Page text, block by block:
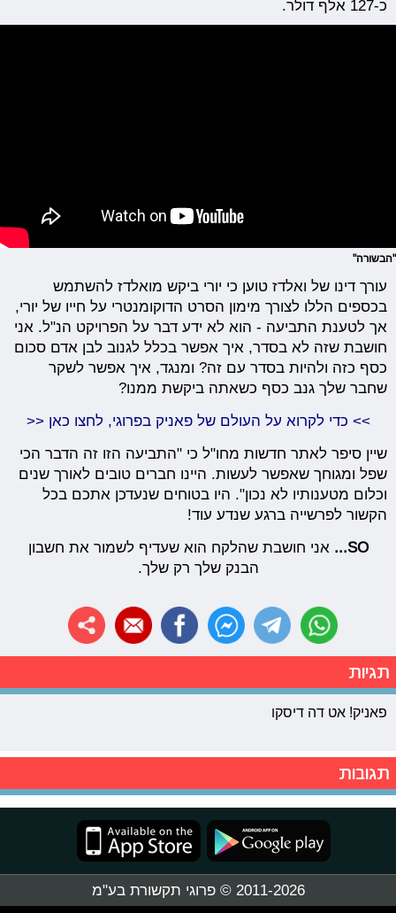
כ-127 אלף דולר.
"הבשורה"
עורך דינו של ואלדז טוען כי יורי ביקש מואלדז להשתמש
בכספים הללו לצורך מימון הסרט הדוקומנטרי על חייו של יורי,
אך לטענת התביעה - הוא לא ידע דבר על הפרויקט הנ"ל. אני
חושבת שזה לא בסדר, איך אפשר בכלל לגנוב לבן אדם סכום
כסף כזה ולהיות בסדר עם זה? ומנגד, איך אפשר לשקר
שחבר שלך גנב כסף כשאתה ביקשת ממנו?
>> כדי לקרוא על העולם של פאניק בפרוגי, לחצו כאן <<
שיין סיפר לאתר חדשות מחו"ל כי "התביעה הזו זה הדבר הכי
שפל ומגוחך שאפשר לעשות. היינו חברים טובים לאורך שנים
וכלום מטענותיו לא נכון". היו בטוחים שנעדכן אתכם בכל
הקשור לפרשייה ברגע שנדע עוד!
SO...
אני חושבת שהלקח הוא שעדיף לשמור את חשבון
הבנק שלך רק שלך.
תגיות
פאניק! אט דה דיסקו
תגובות
2011-2026 © פרוגי תקשורת בע"מ